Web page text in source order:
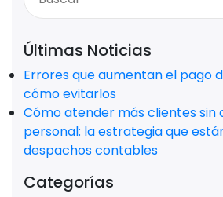
Últimas Noticias
Errores que aumentan el pago
cómo evitarlos
Cómo atender más clientes
personal: la estrategia que
despachos contables
Categorías